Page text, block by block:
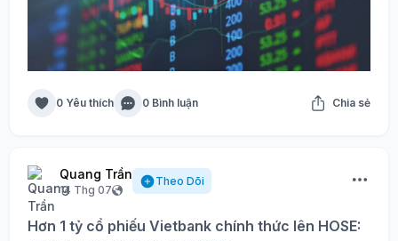
0 Yêu thích 0 Bình luận Chia sẻ
Quang Trần
14 Thg 07
Theo Dõi
Hơn 1 tỷ cổ phiếu Vietbank chính thức lên HOSE: